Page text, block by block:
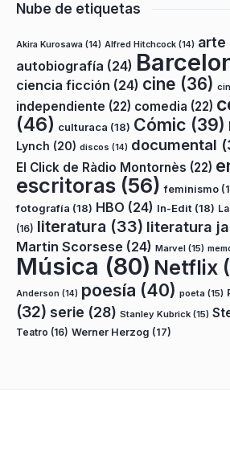
Nube de etiquetas
Akira Kurosawa (14) Alfred Hitchcock (14) arte
autobiografía (24)
ciencia ficción (24) cine (36)
independiente (22) comedia (22)
(46) culturaca (18) Cómic (39)
Lynch (20) discos (14) documental
El Click de Ràdio Montornès (22)
escritoras (56) feminismo
fotografía (18) HBO (24) In-Edit (18)
(16) literatura (33) literatura
Martin Scorsese (24) Marvel (15)
Música (80) Netflix
Anderson (14) poesía (40) poeta (15)
(32) serie (28) Stanley Kubrick (15)
Teatro (16) Werner Herzog (17)